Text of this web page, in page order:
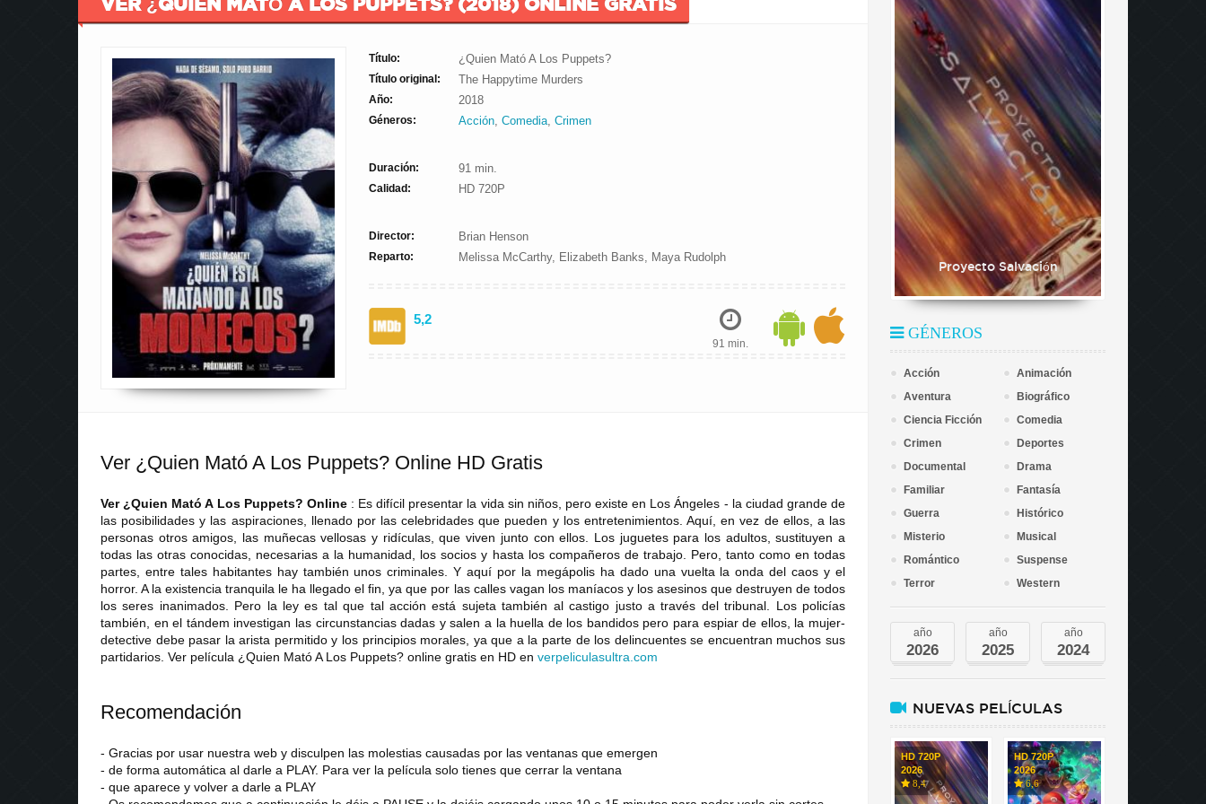
Título: ¿Quien Mató A Los Puppets?
Título original: The Happytime Murders
Año: 2018
Géneros: Acción, Comedia, Crimen
Duración: 91 min.
Calidad: HD 720P
Director: Brian Henson
Reparto: Melissa McCarthy, Elizabeth Banks, Maya Rudolph
5,2
91 min.
Ver ¿Quien Mató A Los Puppets? Online HD Gratis
Ver ¿Quien Mató A Los Puppets? Online : Es difícil presentar la vida sin niños, pero existe en Los Ángeles - la ciudad grande de
las posibilidades y las aspiraciones, llenado por las celebridades que pueden y los entretenimientos. Aquí, en vez de ellos, a las
personas otros amigos, las muñecas vellosas y ridículas, que viven junto con ellos. Los juguetes para los adultos, sustituyen a
todas las otras conocidas, necesarias a la humanidad, los socios y hasta los compañeros de trabajo. Pero, tanto como en todas
partes, entre tales habitantes hay también unos criminales. Y aquí por la megápolis ha dado una vuelta la onda del caos y el
horror. A la existencia tranquila le ha llegado el fin, ya que por las calles vagan los maníacos y los asesinos que destruyen de todos
los seres inanimados. Pero la ley es tal que tal acción está sujeta también al castigo justo a través del tribunal. Los policías
también, en el tándem investigan las circunstancias dadas y salen a la huella de los bandidos pero para espiar de ellos, la mujer-
detective debe pasar la arista permitido y los principios morales, ya que a la parte de los delincuentes se encuentran muchos sus
partidarios. Ver película ¿Quien Mató A Los Puppets? online gratis en HD en verpeliculasultra com
Recomendación
- Gracias por usar nuestra web y disculpen las molestias causadas por las ventanas que emergen
- de forma automática al darle a PLAY. Para ver la película solo tienes que cerrar la ventana
- que aparece y volver a darle a PLAY
Proyecto Salvación
GÉNEROS
Acción
Animación
Aventura
Biográfico
Ciencia Ficción
Comedia
Crimen
Deportes
Documental
Drama
Familiar
Fantasía
Guerra
Histórico
Misterio
Musical
Romántico
Suspense
Terror
Western
año
2026
año
2025
año
2024
NUEVAS PELÍCULAS
HD 720P
2026
8,4
HD 720P
2026
6,6